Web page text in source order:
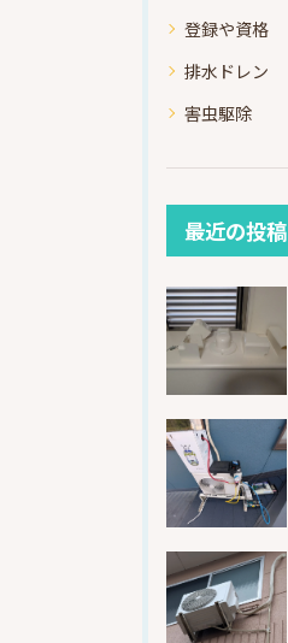
登録や資格
排水ドレン
害虫駆除
最近の投稿